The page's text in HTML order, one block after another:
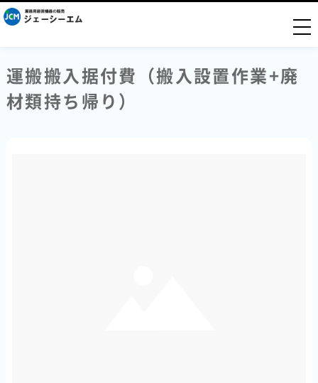
運搬搬入据付費（搬入設置作業+廃
材類持ち帰り）